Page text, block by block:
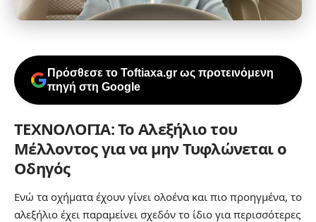
Πρόσθεσε το Toftiaxa.gr ως προτεινόμενη
πηγή στη Google
ΤΕΧΝΟΛΟΓΙΑ: Το Αλεξήλιο του
Μέλλοντος για να μην Τυφλώνεται ο
Οδηγός
Ενώ τα οχήματα έχουν γίνει ολοένα και πιο προηγμένα, το
αλεξήλιο έχει παραμείνει σχεδόν το ίδιο για περισσότερες